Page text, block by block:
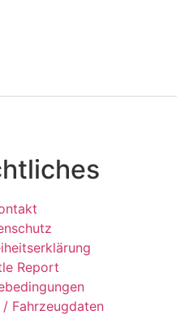
Report
Fahrzeugdaten